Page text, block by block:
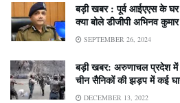
बड़ी खबर : पूर्व आईएएस के घर
क्या बोले डीजीपी अभिनव कुमार
SEPTEMBER 26, 2024
बड़ी खबर: अरुणाचल प्रदेश में
चीन सैनिकों की झड़प में कई
DECEMBER 13, 2022